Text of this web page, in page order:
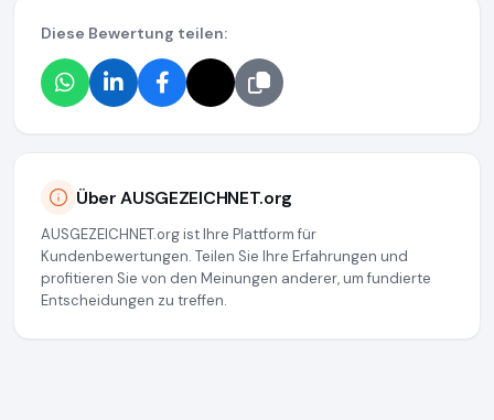
Diese Bewertung teilen:
Über AUSGEZEICHNET.org
AUSGEZEICHNET.org ist Ihre Plattform für
Kundenbewertungen. Teilen Sie Ihre Erfahrungen und
profitieren Sie von den Meinungen anderer, um fundierte
Entscheidungen zu treffen.